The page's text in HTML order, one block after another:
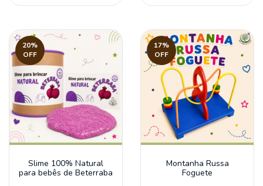
20%
OFF
Slime 100% Natural
para bebês de Beterraba
17%
OFF
Montanha Russa
Foguete